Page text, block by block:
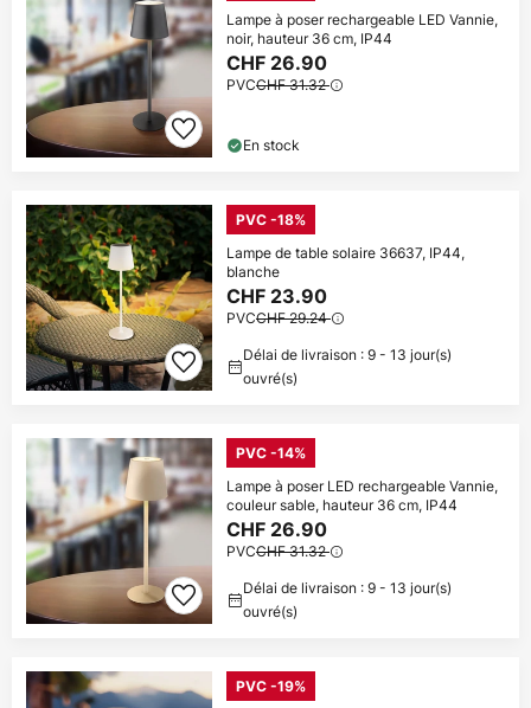
Lampe à poser rechargeable LED Vannie,
noir, hauteur 36 cm, IP44
CHF 26.90
PVCCHF 31.32
En stock
PVC -18%
Lampe de table solaire 36637, IP44,
blanche
CHF 23.90
PVCCHF 29.24
Délai de livraison : 9 - 13 jour(s)
ouvré(s)
PVC -14%
Lampe à poser LED rechargeable Vannie,
couleur sable, hauteur 36 cm, IP44
CHF 26.90
PVCCHF 31.32
Délai de livraison : 9 - 13 jour(s)
ouvré(s)
PVC -19%